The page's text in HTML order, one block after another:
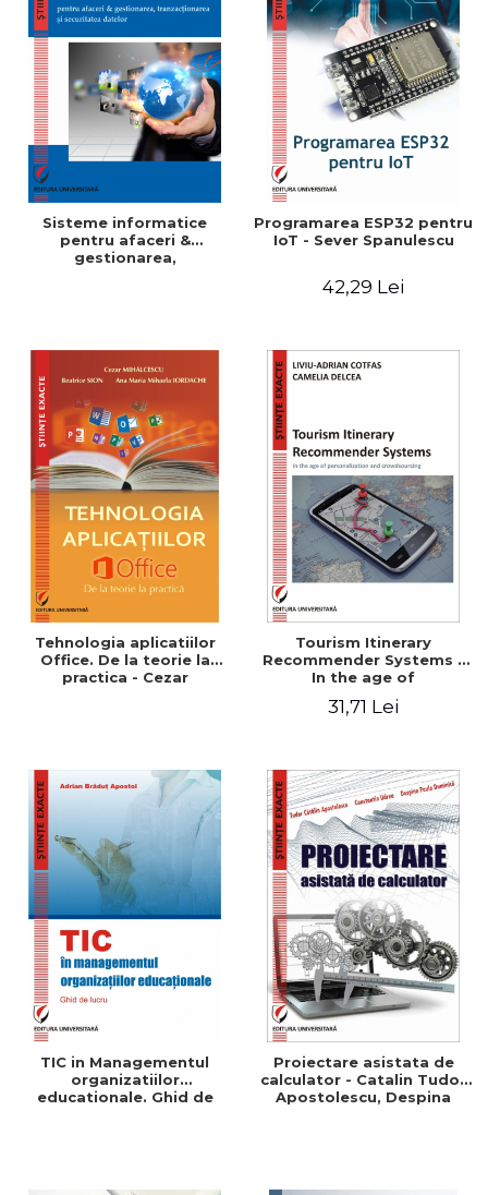
Sisteme informatice
pentru afaceri &
gestionarea,
Programarea ESP32 pentru
IoT - Sever Spanulescu
42,29 Lei
Tehnologia aplicatiilor
Office. De la teorie la
practica - Cezar
Tourism Itinerary
Recommender Systems -
In the age of
crowdsourcing
31,71 Lei
TIC in Managementul
organizatiilor
educationale. Ghid de
Proiectare asistata de
calculator - Catalin Tudor
Apostolescu, Despina